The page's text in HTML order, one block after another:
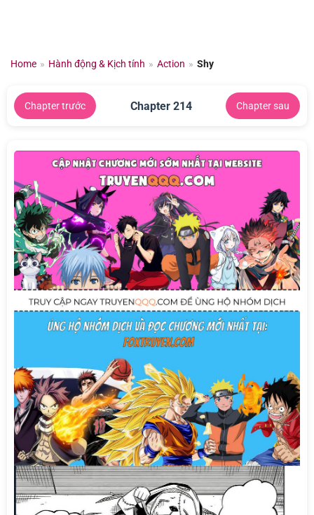
dungHome » Hành động & Kịch tính » Action » Shy
Chapter trước Chapter 214 Chapter sau